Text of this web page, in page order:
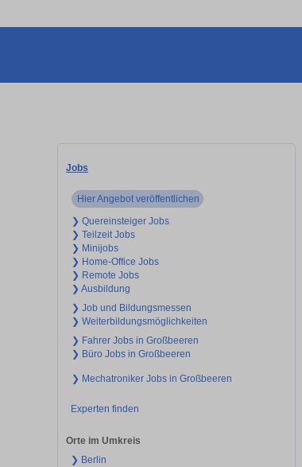
Jobs
Hier Angebot veröffentlichen
❯ Quereinsteiger Jobs
❯ Teilzeit Jobs
❯ Minijobs
❯ Home-Office Jobs
❯ Remote Jobs
❯ Ausbildung
❯ Job und Bildungsmessen
❯ Weiterbildungsmöglichkeiten
❯ Fahrer Jobs in Großbeeren
❯ Büro Jobs in Großbeeren
❯ Mechatroniker Jobs in Großbeeren
Experten finden
Orte im Umkreis
❯ Berlin